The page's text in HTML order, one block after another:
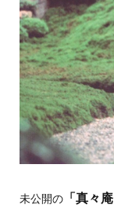
未公開の「真々庵